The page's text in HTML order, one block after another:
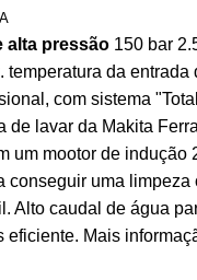
alta pressão 150 bar
temperatura da entrada
com sistema
de lavar da Makita
um mootor de indução
conseguir uma limpeza
Alto caudal de água
eficiente. Mais